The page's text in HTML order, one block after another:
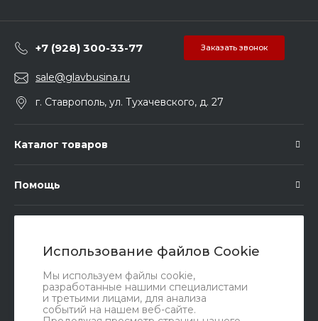
Использование файлов Cookie
Мы используем файлы cookie,
разработанные нашими специалистами
и третьими лицами, для анализа
событий на нашем веб-сайте.
+7 (928) 300-33-77 Заказать звонок
sale@glavbusina.ru
г. Ставрополь, ул. Тухачевского, д. 27
Каталог товаров
Помощь